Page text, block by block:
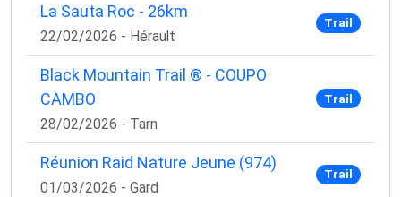
La Sauta Roc - 26km
22/02/2026 - Hérault
Trail
Black Mountain Trail ® - COUPO
CAMBO
28/02/2026 - Tarn
Trail
Réunion Raid Nature Jeune (974)
01/03/2026 - Gard
Trail